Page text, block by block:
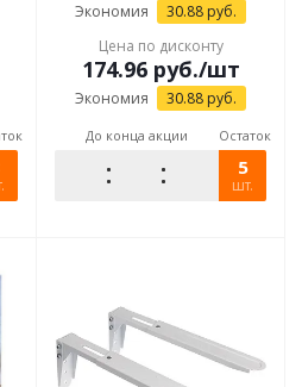
Экономия 30.88 руб.
Цена по дисконту
174.96руб./шт
Экономия 30.88 руб.
До конца акции Остаток
5
шт.